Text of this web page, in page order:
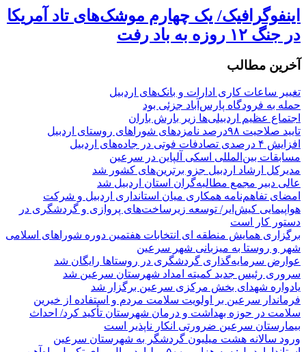
اینفوگرافیک/ یک چهارم موشک‌های تاد آمریکا
در جنگ ۱۲ روزه به باد رفت
آخرین مطالب
تغییر ساعات کاری ادارات و بانک‌های اردبیل
حمله به فرودگاه پارس‌‌آباد جزئی بود
اجتماع عظیم اردبیلی‌ها زیر بارش باران
تایید صلاحیت ۹۸درصد نامزدهای شوراهای روستای اردبیل
افزایش ۴ درصدی تصادفات فوتی در جاده‌های اردبیل
مسابقات بین‌المللی اسکی آلپاین در سرعین
مدیرکل ارشاد اردبیل جزو برترین‌های کشور شد
عالی دبیر مجمع مطالبه‌گران استان اردبیل شد
امضای تفاهم‌نامه همکاری میان استانداری اردبیل و شرکت
هواپیمایی کیش‌ایر/ توسعه زیرساخت‌های پروازی و گردشگری در
دستور کار است
برگزاری همایش منطقه ای انتخابات هفتمین دوره شوراهای اسلامی
شهر و روستا به میزبانی شهر سرعین
عوارض سرمایه‌گذاری گردشگری در روستاها رایگان شد
سروری رئیس جدید کمیته امداد شهرستان سرعین شد
یادواره شهدای بخش مرکزی سرعین برگزار شد
فرماندار سرعین بر اولویت سلامت مردم و استفاده از خیرین
سلامت در حوزه بهداشت و درمان شهرستان تأکید کرد/ احداث
بیمارستان سرعین ضرورتی انکار ناپذیر است
ورود سالانه هشت میلیون گردشگر به شهرستان سرعین